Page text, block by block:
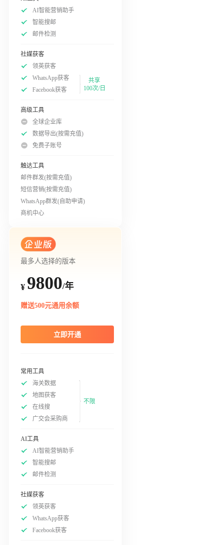
AI智能营销助手
智能搜邮
邮件检测
社媒获客
领英获客
WhatsApp获客
Facebook获客
共享
100次/日
高级工具
全球企业库
数据导出(按需充值)
免费子账号
触达工具
邮件群发(按需充值)
短信营销(按需充值)
WhatsApp群发(自助申请)
商机中心
最多人选择的版本
¥ 9800/年
赠送500元通用余额
立即开通
常用工具
海关数据
地图获客
在线搜
广交会采购商
不限
AI工具
AI智能营销助手
智能搜邮
邮件检测
社媒获客
领英获客
WhatsApp获客
Facebook获客